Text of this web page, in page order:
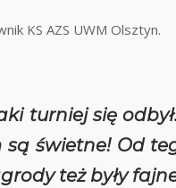
KS AZS UWM Olsztyn.
turniej się
świetne! Od
też były